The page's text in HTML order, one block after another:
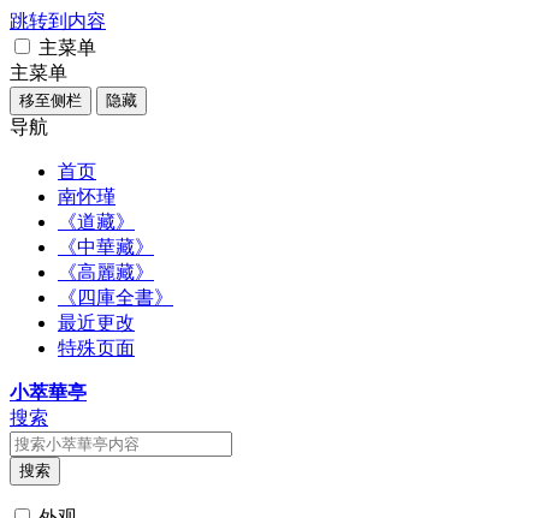
跳转到内容
主菜单
主菜单
移至侧栏 隐藏
导航
首页
南怀瑾
《道藏》
《中華藏》
《高麗藏》
《四庫全書》
最近更改
特殊页面
小萃華亭
搜索
搜索